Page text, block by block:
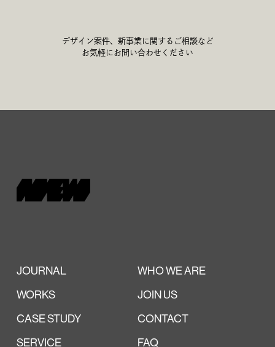
デザイン案件、新事業に関するご相談など
お気軽にお問い合わせください
JOURNAL
WHO WE ARE
WORKS
JOIN US
CASE STUDY
CONTACT
SERVICE
FAQ